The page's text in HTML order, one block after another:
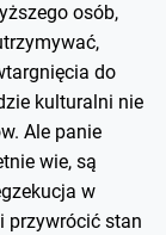
osób,
do
kulturalni nie
Ale panie
wie, są
w
przywrócić stan